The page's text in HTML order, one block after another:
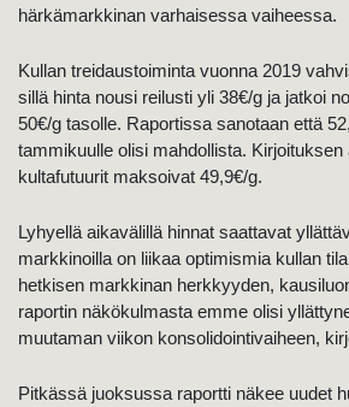
härkämarkkinan varhaisessa vaiheessa.
Kullan treidaustoiminta vuonna 2019
sillä hinta nousi reilusti yli 38€/g ja jatkoi
50€/g tasolle. Raportissa sanotaan että
tammikuulle olisi mahdollista.
kultafutuurit maksoivat 49,9€/g.
Lyhyellä aikavälillä hinnat saattavat
markkinoilla on liikaa optimismia kullan
hetkisen markkinan herkkyyden,
raportin näkökulmasta emme olisi
muutaman viikon konsolidointivaiheen,
Pitkässä juoksussa raportti näkee uudet